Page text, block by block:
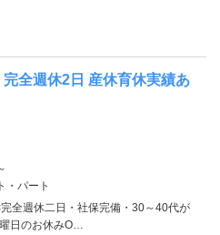
全週休2日 産休育休実績あ
・パート
全週休二日・社保完備・30～40代が
日のお休みO…